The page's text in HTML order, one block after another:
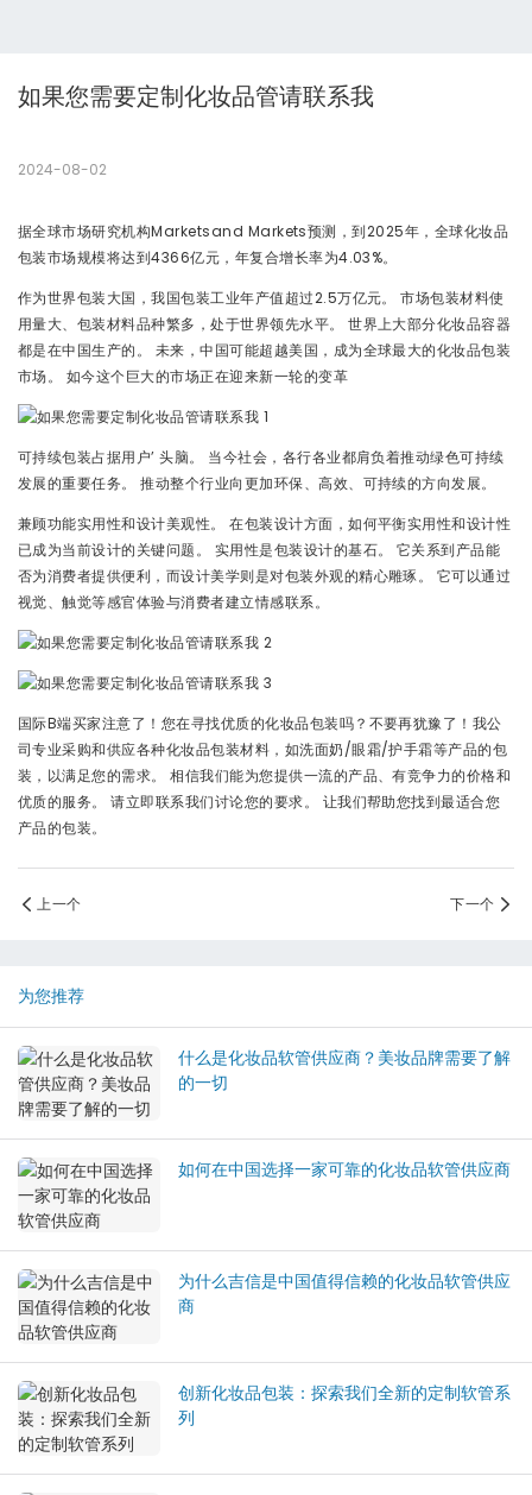
如果您需要定制化妆品管请联系我
2024-08-02
据全球市场研究机构Marketsand Markets预测，到2025年，全球化妆品
包装市场规模将达到4366亿元，年复合增长率为4.03%。
作为世界包装大国，我国包装工业年产值超过2.5万亿元。 市场包装材料使
用量大、包装材料品种繁多，处于世界领先水平。 世界上大部分化妆品容器
都是在中国生产的。 未来，中国可能超越美国，成为全球最大的化妆品包装
市场。 如今这个巨大的市场正在迎来新一轮的变革
可持续包装占据用户’ 头脑。 当今社会，各行各业都肩负着推动绿色可持续
发展的重要任务。 推动整个行业向更加环保、高效、可持续的方向发展。
兼顾功能实用性和设计美观性。 在包装设计方面，如何平衡实用性和设计性
已成为当前设计的关键问题。 实用性是包装设计的基石。 它关系到产品能
否为消费者提供便利，而设计美学则是对包装外观的精心雕琢。 它可以通过
视觉、触觉等感官体验与消费者建立情感联系。
国际B端买家注意了！您在寻找优质的化妆品包装吗？不要再犹豫了！我公
司专业采购和供应各种化妆品包装材料，如洗面奶/眼霜/护手霜等产品的包
装，以满足您的需求。 相信我们能为您提供一流的产品、有竞争力的价格和
优质的服务。 请立即联系我们讨论您的要求。 让我们帮助您找到最适合您
产品的包装。
上一个 下一个
为您推荐
什么是化妆品软管供应商？美妆品牌需要了解
的一切
如何在中国选择一家可靠的化妆品软管供应商
为什么吉信是中国值得信赖的化妆品软管供应
商
创新化妆品包装：探索我们全新的定制软管系
列